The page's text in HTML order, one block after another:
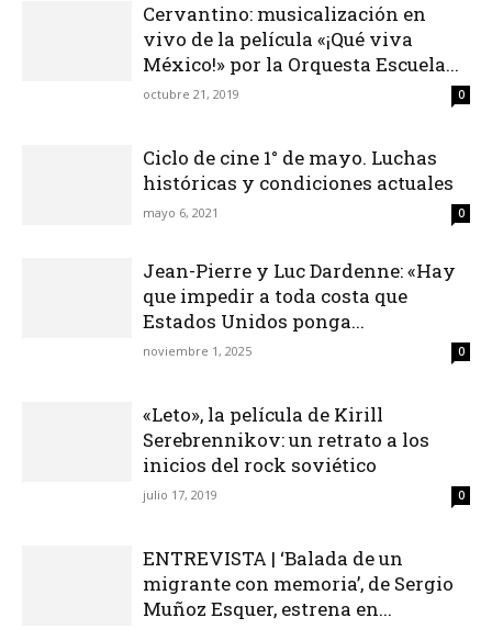
Cervantino: musicalización en
vivo de la película «¡Qué viva
México!» por la Orquesta Escuela...
octubre 21, 2019 0
Ciclo de cine 1° de mayo. Luchas
históricas y condiciones actuales
mayo 6, 2021 0
Jean-Pierre y Luc Dardenne: «Hay
que impedir a toda costa que
Estados Unidos ponga...
noviembre 1, 2025 0
«Leto», la película de Kirill
Serebrennikov: un retrato a los
inicios del rock soviético
julio 17, 2019 0
ENTREVISTA | ‘Balada de un
migrante con memoria’, de Sergio
Muñoz Esquer, estrena en...